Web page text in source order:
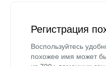
Регистрация
Воспользуйтесь
похожее имя может